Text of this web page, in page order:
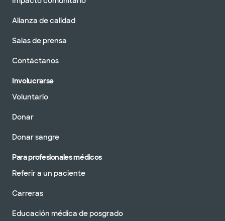
Alianza de calidad
Salas de prensa
Contáctanos
Involucrarse
Voluntario
Donar
Donar sangre
Para profesionales médicos
Referir a un paciente
Carreras
Educación médica de posgrado